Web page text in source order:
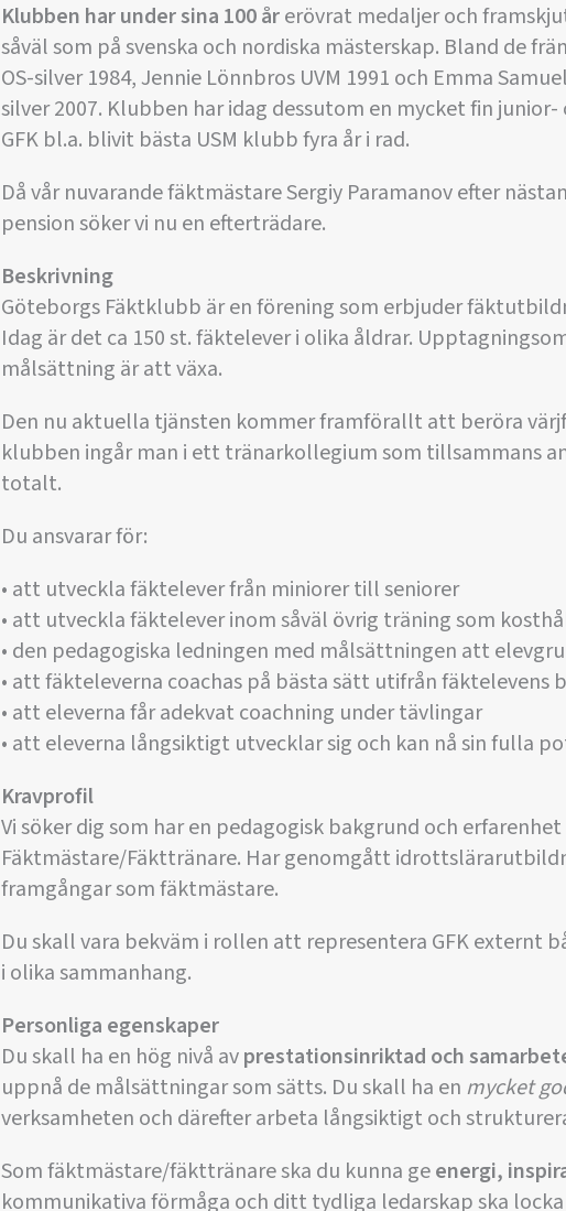
Klubben har under sina 100 årerövrat medaljer och
såväl som på svenska och nordiska mästerskap. Bland de
OS-silver 1984, Jennie Lönnbros UVM 1991 och Emma
silver 2007. Klubben har idag dessutom en mycket fin
GFK bl.a. blivit bästa USM klubb fyra år i rad.
Då vår nuvarande fäktmästare Sergiy Paramanov efter
pension söker vi nu en efterträdare.
Beskrivning
Göteborgs Fäktklubb är en förening som erbjuder
Idag är det ca 150 st. fäktelever i olika åldrar.
målsättning är att växa.
Den nu aktuella tjänsten kommer framförallt att beröra
klubben ingår man i ett tränarkollegium som tillsammans
totalt.
Du ansvarar för:
• att utveckla fäktelever från miniorer till seniorer
• att utveckla fäktelever inom såväl övrig träning som
• den pedagogiska ledningen med målsättningen att
• att fäkteleverna coachas på bästa sätt utifrån fäktelevens
• att eleverna får adekvat coachning under tävlingar
• att eleverna långsiktigt utvecklar sig och kan nå sin fulla
Kravprofil
Vi söker dig som har en pedagogisk bakgrund och
Fäktmästare/Fäkttränare. Har genomgått
framgångar som fäktmästare.
Du skall vara bekväm i rollen att representera GFK
i olika sammanhang.
Personliga egenskaper
Du skall ha en hög nivå avprestationsinriktad och
uppnå de målsättningar som sätts. Du skall ha en mycket
verksamheten och därefter arbeta långsiktigt och
Som fäktmästare/fäkttränare ska du kunna geenergi,
kommunikativa förmåga och ditt tydliga ledarskap ska